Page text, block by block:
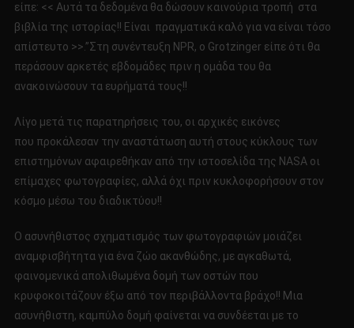
είπε: << Αυτά τα δεδομένα θα δώσουν καινούρια τροπή στα
βιβλία της ιστορίας!! Είναι πραγματικά καλό για να είναι τόσο
απίστευτο >>.”Στη συνέντευξη NPR, ο Grotzinger είπε ότι θα
περάσουν αρκετές εβδομάδες πριν η ομάδα του θα
ανακοινώσουν τα ευρήματά τους!!
Λίγο μετά τις παρατηρήσεις του, οι αρχικές εικόνες
που προκάλεσαν την αναστάτωση αυτή στους κύκλους των
επιστημόνων αφαιρεθήκαν από την ιστοσελίδα της NASA οι
επίμαχες φωτογραφίες, αλλά όχι πριν κυκλοφορήσουν στον
κόσμο μέσω του διαδικτύου!!
Ο ασυνήθιστος σχηματισμός των φωτογραφιών μοιάζει
αναμφισβήτητα για ένα ζώο ακανθώδης, με αγκαθωτά,
φαινομενικά απολιθωμένα δομή των οστών που
κρυφοκοιτάζουν έξω από τον περιβάλλοντα βράχο!! Μια
ασυνήθιστη, καμπύλο δομή φαίνεται να συνδέεται με το